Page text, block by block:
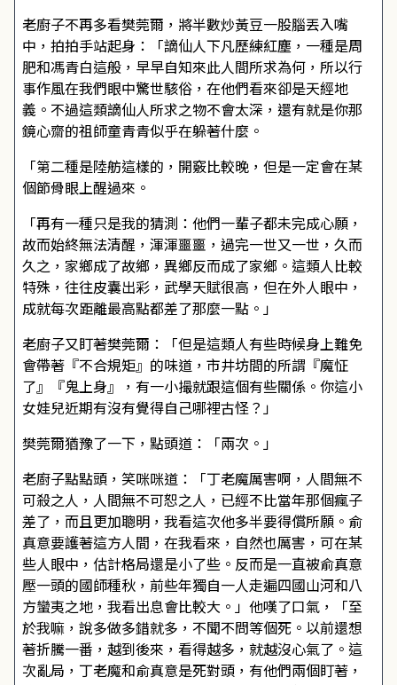
老廚子不再多看樊莞爾，將半數炒黃豆一股腦丟入嘴
中，拍拍手站起身：「謫仙人下凡歷練紅塵，一種是周
肥和馮青白這般，早早自知來此人間所求為何，所以行
事作風在我們眼中驚世駭俗，在他們看來卻是天經地
義。不過這類謫仙人所求之物不會太深，還有就是你那
鏡心齋的祖師童青青似乎在躲著什麼。
「第二種是陸舫這樣的，開竅比較晚，但是一定會在某
個節骨眼上醒過來。
「再有一種只是我的猜測：他們一輩子都未完成心願，
故而始終無法清醒，渾渾噩噩，過完一世又一世，久而
久之，家鄉成了故鄉，異鄉反而成了家鄉。這類人比較
特殊，往往皮囊出彩，武學天賦很高，但在外人眼中，
成就每次距離最高點都差了那麼一點。」
老廚子又盯著樊莞爾：「但是這類人有些時候身上難免
會帶著『不合規矩』的味道，市井坊間的所謂『魔怔
了』『鬼上身』，有一小撮就跟這個有些關係。你這小
女娃兒近期有沒有覺得自己哪裡古怪？」
樊莞爾猶豫了一下，點頭道：「兩次。」
老廚子點點頭，笑咪咪道：「丁老魔厲害啊，人間無不
可殺之人，人間無不可恕之人，已經不比當年那個瘋子
差了，而且更加聰明，我看這次他多半要得償所願。俞
真意要護著這方人間，在我看來，自然也厲害，可在某
些人眼中，估計格局還是小了些。反而是一直被俞真意
壓一頭的國師種秋，前些年獨自一人走遍四國山河和八
方蠻夷之地，我看出息會比較大。」他嘆了口氣，「至
於我嘛，說多做多錯就多，不聞不問等個死。以前還想
著折騰一番，越到後來，看得越多，就越沒心氣了。這
次亂局，丁老魔和俞真意是死對頭，有他們兩個盯著，